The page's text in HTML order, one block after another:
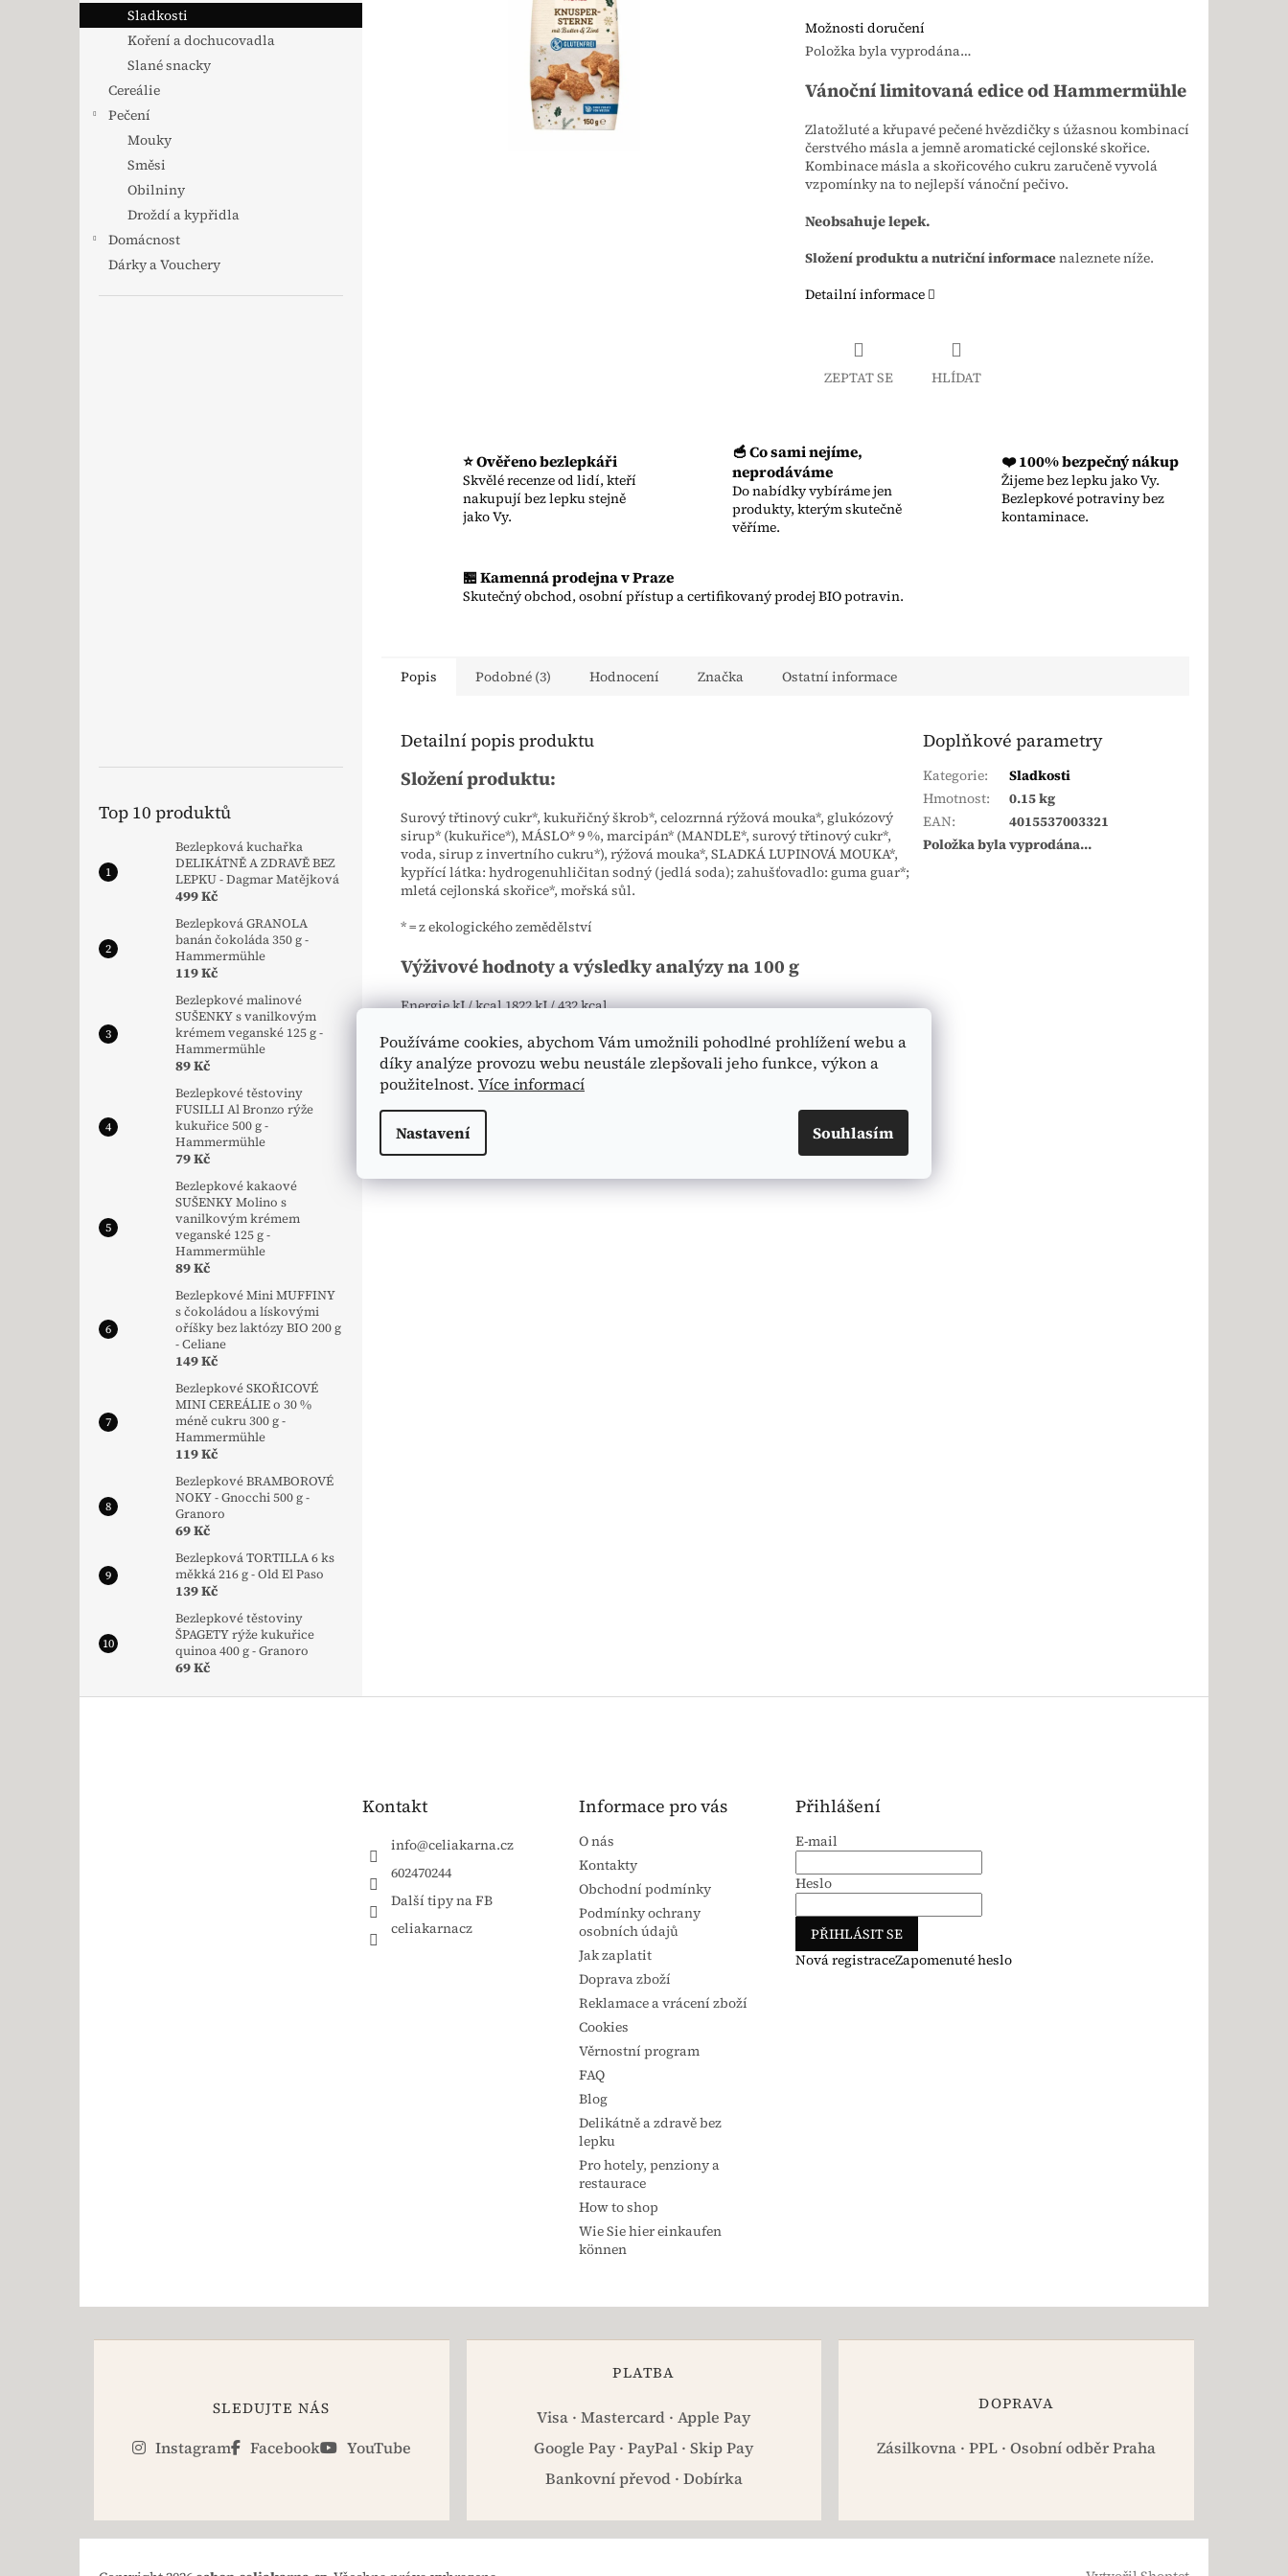
Používáme cookies, abychom Vám umožnili pohodlné prohlížení webu a
díky analýze provozu webu neustále zlepšovali jeho funkce, výkon a
použitelnost. Více informací
Nastavení Souhlasím
Sladkosti
Koření a dochucovadla
Slané snacky
Cereálie
Pečení
Mouky
Směsi
Obilniny
Droždí a kypřidla
Domácnost
Dárky a Vouchery
Top 10 produktů
Bezlepková kuchařka
DELIKÁTNĚ A ZDRAVĚ BEZ
LEPKU - Dagmar Matějková
499 Kč
Bezlepková GRANOLA
banán čokoláda 350 g -
Hammermühle
119 Kč
Bezlepkové malinové
SUŠENKY s vanilkovým
krémem veganské 125 g -
Hammermühle
89 Kč
Bezlepkové těstoviny
FUSILLI Al Bronzo rýže
kukuřice 500 g -
Hammermühle
79 Kč
Bezlepkové kakaové
SUŠENKY Molino s
vanilkovým krémem
veganské 125 g -
Hammermühle
89 Kč
Bezlepkové Mini MUFFINY
s čokoládou a lískovými
oříšky bez laktózy BIO 200 g
- Celiane
149 Kč
Bezlepkové SKOŘICOVÉ
MINI CEREÁLIE o 30 %
méně cukru 300 g -
Hammermühle
119 Kč
Bezlepkové BRAMBOROVÉ
NOKY - Gnocchi 500 g -
Granoro
69 Kč
Bezlepková TORTILLA 6 ks
měkká 216 g - Old El Paso
139 Kč
Bezlepkové těstoviny
ŠPAGETY rýže kukuřice
quinoa 400 g - Granoro
69 Kč
Možnosti doručení
Položka byla vyprodána…
Vánoční limitovaná edice od Hammermühle
Zlatožluté a křupavé pečené hvězdičky s úžasnou kombinací
čerstvého másla a jemně aromatické cejlonské skořice.
Kombinace másla a skořicového cukru zaručeně vyvolá
vzpomínky na to nejlepší vánoční pečivo.
Neobsahuje lepek.
Složení produktu a nutriční informacenaleznete níže.
Detailní informace
ZEPTAT SE HLÍDAT
⭐ Ověřeno bezlepkáři
Skvělé recenze od lidí, kteří
nakupují bez lepku stejně
jako Vy.
🥣 Co sami nejíme,
neprodáváme
Do nabídky vybíráme jen
produkty, kterým skutečně
věříme.
❤️ 100% bezpečný nákup
Žijeme bez lepku jako Vy.
Bezlepkové potraviny bez
kontaminace.
🏪 Kamenná prodejna v Praze
Skutečný obchod, osobní přístup a certifikovaný prodej BIO potravin.
Popis Podobné (3) Hodnocení Značka Ostatní informace
Detailní popis produktu
Složení produktu:
Surový třtinový cukr*, kukuřičný škrob*, celozrnná rýžová mouka*, glukózový
sirup* (kukuřice*), MÁSLO* 9 %, marcipán* (MANDLE*, surový třtinový cukr*,
voda, sirup z invertního cukru*), rýžová mouka*, SLADKÁ LUPINOVÁ MOUKA*,
kypřící látka: hydrogenuhličitan sodný (jedlá soda); zahušťovadlo: guma guar*;
mletá cejlonská skořice*, mořská sůl.
* = z ekologického zemědělství
Výživové hodnoty a výsledky analýzy na 100 g
Energie kJ / kcal 1822 kJ / 432 kcal
Sacharidy 81 g z toho cukr 38 g
Bílkoviny 3,1 g
Sůl 1,12 g
Doplňkové parametry
Kategorie:
Sladkosti
Hmotnost:
0.15 kg
EAN:
4015537003321
Položka byla vyprodána…
Kontakt
info@celiakarna.cz
602470244
Další tipy na FB
celiakarnacz
Informace pro vás
O nás
Kontakty
Obchodní podmínky
Podmínky ochrany
osobních údajů
Jak zaplatit
Doprava zboží
Reklamace a vrácení zboží
Cookies
Věrnostní program
FAQ
Blog
Delikátně a zdravě bez
lepku
Pro hotely, penziony a
restaurace
How to shop
Wie Sie hier einkaufen
können
Přihlášení
E-mail
Heslo
PŘIHLÁSIT SE
Nová registraceZapomenuté heslo
SLEDUJTE NÁS
Instagram Facebook YouTube
PLATBA
Visa · Mastercard · Apple Pay
Google Pay · PayPal · Skip Pay
Bankovní převod · Dobírka
DOPRAVA
Zásilkovna · PPL · Osobní odběr Praha